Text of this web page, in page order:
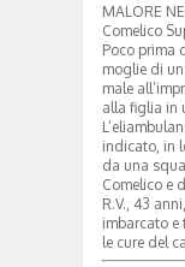
MALORE
Comelico
Poco prima
moglie di
male
alla figlia in
indicato, in
da una
Comelico e
R.V., 43
imbarcato e
le cure del